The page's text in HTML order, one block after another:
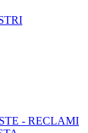
- RECLAMI